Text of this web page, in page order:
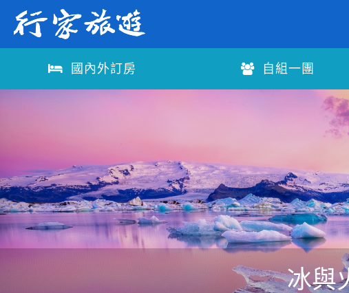
國內外訂房 自組一團
冰與